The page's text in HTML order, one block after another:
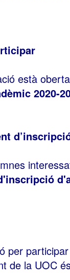
està
2020-
per
de la UOC